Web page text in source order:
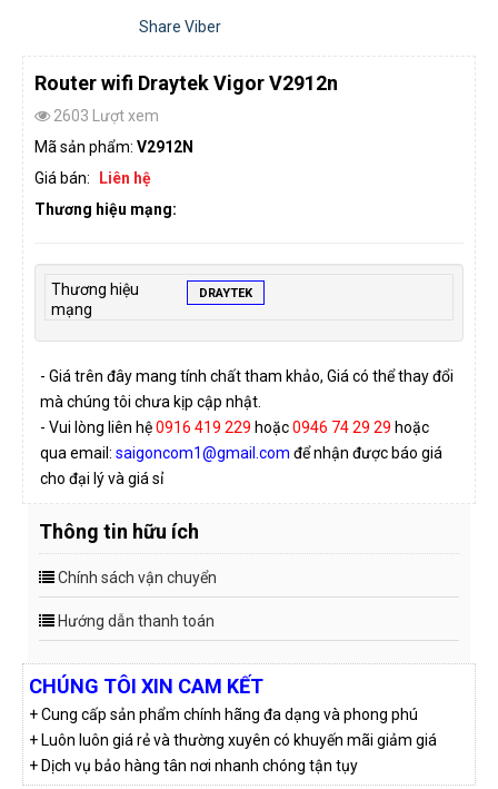
Share Viber
Router wifi Draytek Vigor V2912n
2603 Lượt xem
Mã sản phẩm: V2912N
Giá bán:
Liên hệ
Thương hiệu mạng:
Thương hiệu
mạng
DRAYTEK
- Giá trên đây mang tính chất tham khảo, Giá có thể thay đổi
mà chúng tôi chưa kịp cập nhật.
- Vui lòng liên hệ0916 419 229 hoặc0946 74 29 29 hoặc
qua email: saigoncom1@gmail.com để nhận được báo giá
cho đại lý và giá sỉ
Thông tin hữu ích
Chính sách vận chuyển
Hướng dẫn thanh toán
CHÚNG TÔI XIN CAM KẾT
+ Cung cấp sản phẩm chính hãng đa dạng và phong phú
+ Luôn luôn giá rẻ và thường xuyên có khuyến mãi giảm giá
+ Dịch vụ bảo hàng tân nơi nhanh chóng tận tụy